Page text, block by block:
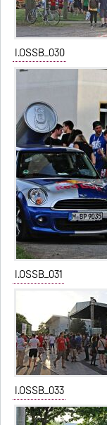
I.OSSB_030
I.OSSB_031
I.OSSB_033